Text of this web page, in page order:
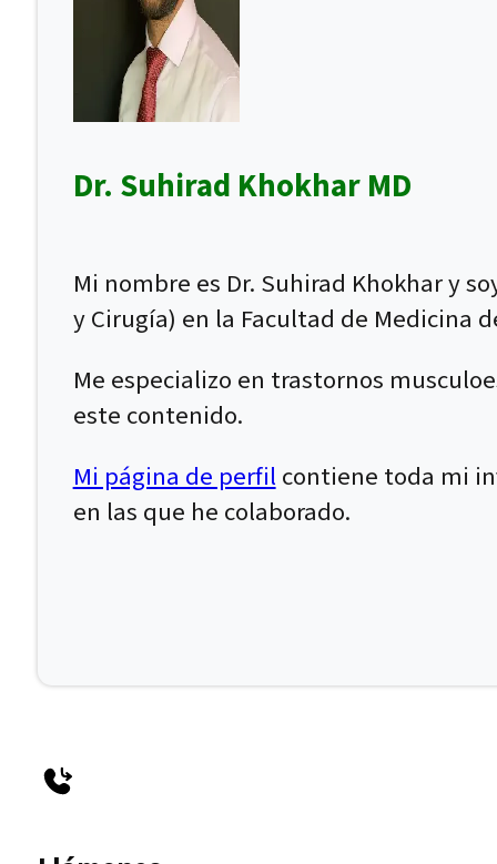
Dr. Suhirad Khokhar MD
Mi nombre es Dr. Suhirad Khokhar y
y Cirugía) en la Facultad de Medicina
Me especializo en trastornos
este contenido.
Mi página de perfil contiene toda mi
en las que he colaborado.